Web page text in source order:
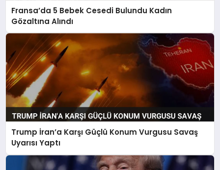
Fransa’da 5 Bebek Cesedi Bulundu Kadın
Gözaltına Alındı
Trump İran’a Karşı Güçlü Konum Vurgusu Savaş
Uyarısı Yaptı